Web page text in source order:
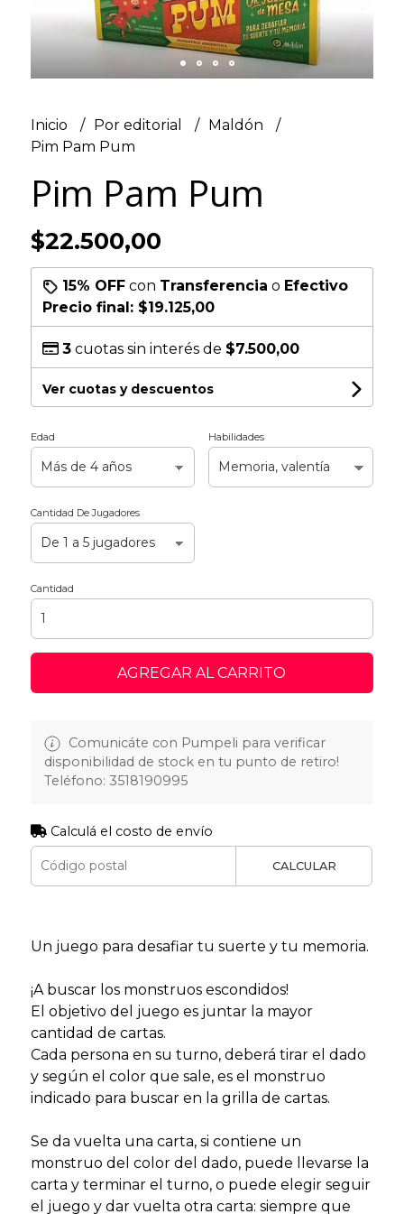
Inicio Por editorial
Maldón
Pim Pam Pum
Pim Pam Pum
$22.500,00
15% OFFcon Transferencia o Efectivo
Precio final: $19.125,00
3cuotas sin interés de $7.500,00
Ver cuotas y descuentos
Edad Habilidades
Cantidad De Jugadores
Cantidad
AGREGAR AL CARRITO
Comunicáte con Pumpeli para verificar
disponibilidad de stock en tu punto de retiro!
Teléfono: 3518190995
Calculá el costo de envío
CALCULAR
Un juego para desafiar tu suerte y tu memoria.
¡A buscar los monstruos escondidos!
El objetivo del juego es juntar la mayor
cantidad de cartas.
Cada persona en su turno, deberá tirar el dado
y según el color que sale, es el monstruo
indicado para buscar en la grilla de cartas.
Se da vuelta una carta, si contiene un
monstruo del color del dado, puede llevarse la
carta y terminar el turno, o puede elegir seguir
el juego y dar vuelta otra carta: siempre que